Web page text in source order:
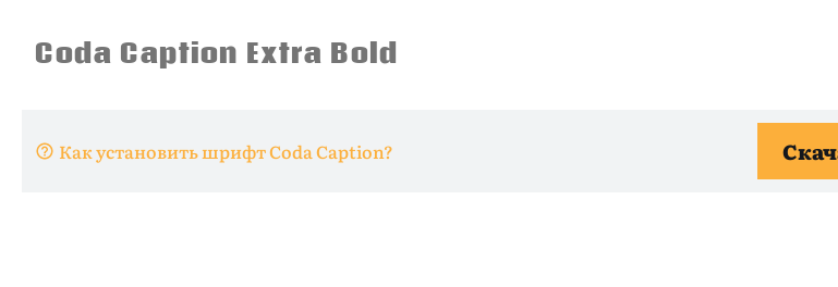
Как установить шрифт Coda Caption?